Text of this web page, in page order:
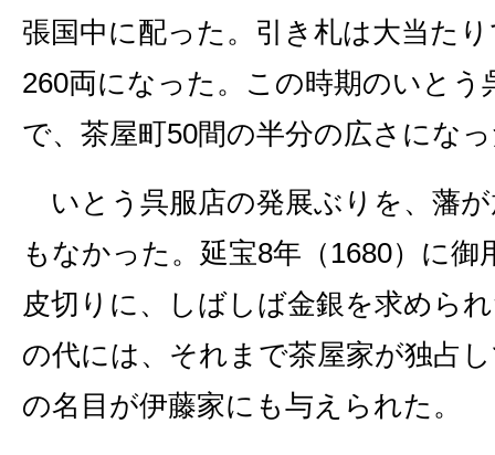
張国中に配った。引き札は大当た
260両になった。この時期のいとう
で、茶屋町50間の半分の広さにな
いとう呉服店の発展ぶりを、藩
もなかった。延宝8年（1680）に
皮切りに、しばしば金銀を求めら
の代には、それまで茶屋家が独占
の名目が伊藤家にも与えられた。